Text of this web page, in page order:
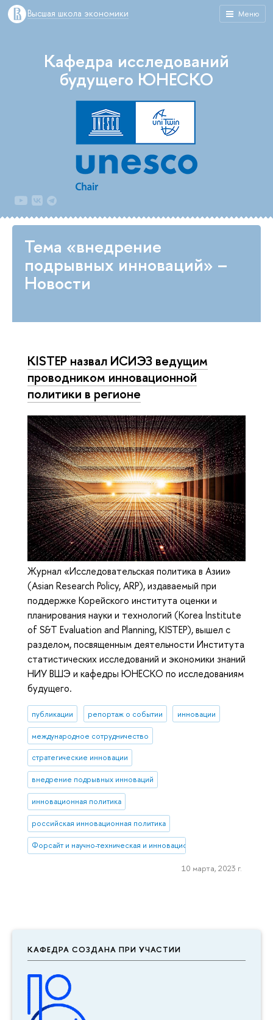
Меню
Высшая школа экономики
КАФЕДРА СОЗДАНА ПРИ УЧАСТИИ
Кафедра исследований
будущего ЮНЕСКО
Тема «внедрение
подрывных инноваций» –
Новости
KISTEP назвал ИСИЭЗ ведущим
проводником инновационной
политики в регионе
Журнал «Исследовательская политика в Азии»
(Asian Research Policy, ARP), издаваемый при
поддержке Корейского института оценки и
планирования науки и технологий (Korea Institute
of S&T Evaluation and Planning, KISTEP), вышел с
разделом, посвященным деятельности Института
статистических исследований и экономики знаний
НИУ ВШЭ и кафедры ЮНЕСКО по исследованиям
будущего.
публикации репортаж о событии инновации
международное сотрудничество
cтратегические инновации
внедрение подрывных инноваций
инновационная политика
российская инновационная политика
Форсайт и научно-техническая и инновационная политика
10 марта, 2023 г.